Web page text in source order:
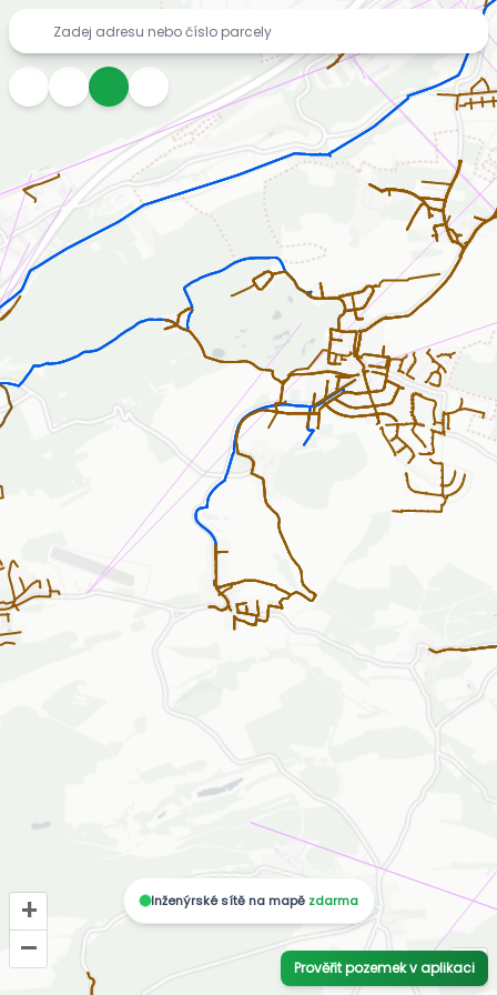
Mapa inženýrských sítí zdarma – vodovody, kanalizace,
Inženýrské sítě na mapě zdarma
Prověřit pozemek v aplikaci
+
–
i